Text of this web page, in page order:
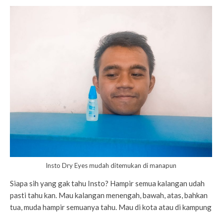
Insto Dry Eyes mudah ditemukan di manapun
Siapa sih yang gak tahu Insto? Hampir semua kalangan udah
pasti tahu kan. Mau kalangan menengah, bawah, atas, bahkan
tua, muda hampir semuanya tahu. Mau di kota atau di kampung